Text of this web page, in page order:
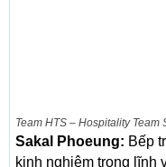
Team HTS – Hospitality Team
Sakal Phoeung: Bếp
kinh nghiệm trong lĩnh